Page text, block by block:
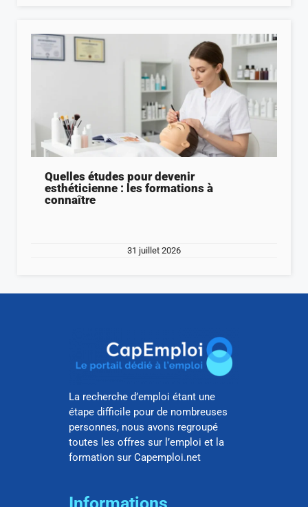
Quelles études pour devenir
esthéticienne : les formations à
connaître
31 juillet 2026
La recherche d’emploi étant une
étape difficile pour de nombreuses
personnes, nous avons regroupé
toutes les offres sur l’emploi et la
formation sur Capemploi.net